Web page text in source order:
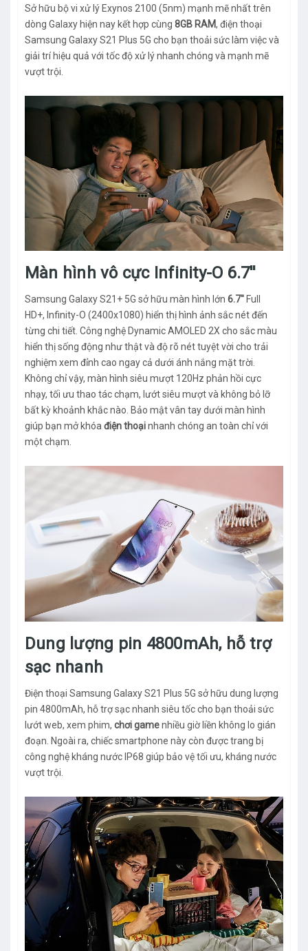
Sở hữu bộ vi xử lý Exynos 2100 (5nm) mạnh mẽ nhất trên
dòng Galaxy hiện nay kết hợp cùng 8GB RAM, điện thoại
Samsung Galaxy S21 Plus 5G cho bạn thoải sức làm việc và
giải trí hiệu quả với tốc độ xử lý nhanh chóng và mạnh mẽ
vượt trội.
Màn hình vô cực Infinity-O 6.7''
Samsung Galaxy S21+ 5G sở hữu màn hình lớn 6.7'' Full
HD+, Infinity-O (2400x1080) hiển thị hình ảnh sắc nét đến
từng chi tiết. Công nghệ Dynamic AMOLED 2X cho sắc màu
hiển thị sống động như thật và độ rõ nét tuyệt vời cho trải
nghiệm xem đỉnh cao ngay cả dưới ánh nắng mặt trời.
Không chỉ vậy, màn hình siêu mượt 120Hz phản hồi cực
nhạy, tối ưu thao tác chạm, lướt siêu mượt và không bỏ lỡ
bất kỳ khoảnh khắc nào. Bảo mật vân tay dưới màn hình
giúp bạn mở khóa điện thoạinhanh chóng an toàn chỉ với
một chạm.
Dung lượng pin 4800mAh, hỗ trợ
sạc nhanh
Điện thoại Samsung Galaxy S21 Plus 5G sở hữu dung lượng
pin 4800mAh, hỗ trợ sạc nhanh siêu tốc cho bạn thoải sức
lướt web, xem phim, chơi gamenhiều giờ liền không lo gián
đoạn. Ngoài ra, chiếc smartphone này còn được trang bị
công nghệ kháng nước IP68 giúp bảo vệ tối ưu, kháng nước
vượt trội.